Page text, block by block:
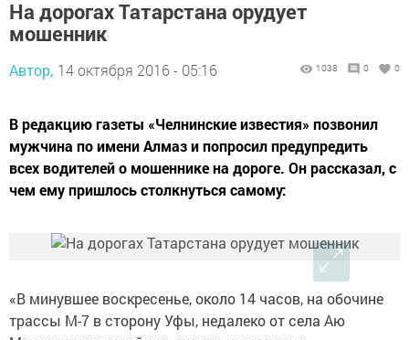
На дорогах Татарстана орудует
мошенник
Автор, 14 октября 2016 - 05:16 1038 0 0
В редакцию газеты «Челнинские известия» позвонил
мужчина по имени Алмаз и попросил предупредить
всех водителей о мошеннике на дороге. Он рассказал, с
чем ему пришлось столкнуться самому:
«В минувшее воскресенье, около 14 часов, на обочине
трассы М-7 в сторону Уфы, недалеко от села Аю